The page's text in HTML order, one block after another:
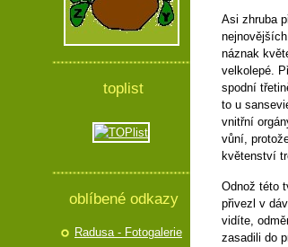
Asi zhruba
náznak
velkolepé.
spodní
to u
vnitřní
vůní,
květenství
Odnož této
přivezl v
vidíte,
zasadili do
toplist
oblíbené odkazy
Radusa - Fotogalerie